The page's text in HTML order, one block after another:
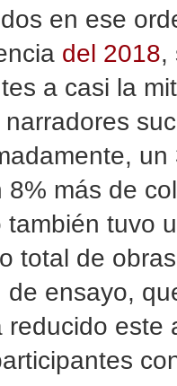
en ese
del 2018,
a casi la
8% más de
tuvo
total de
de ensayo,
reducido este